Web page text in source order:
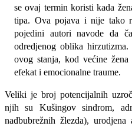
se ovaj termin koristi kada
tipa. Ova pojava i nije tako
pojedini autori navode da
odredjenog oblika
ovog stanja, kod većine
efekat i emocionalne traume.
Veliki je broj potencijalnih
njih su Kušingov sindrom,
nadbubrežnih žlezda),